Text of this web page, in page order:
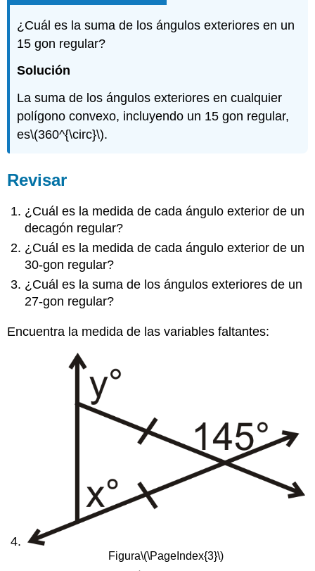
¿Cuál es la suma de los ángulos exteriores en un
15 gon regular?
Solución
La suma de los ángulos exteriores en cualquier
polígono convexo, incluyendo un 15 gon regular,
es\(360^{\circ}\).
Revisar
¿Cuál es la medida de cada ángulo exterior de un
decagón regular?
¿Cuál es la medida de cada ángulo exterior de un
30-gon regular?
¿Cuál es la suma de los ángulos exteriores de un
27-gon regular?
Encuentra la medida de las variables faltantes:
Figura\(\PageIndex{3}\)